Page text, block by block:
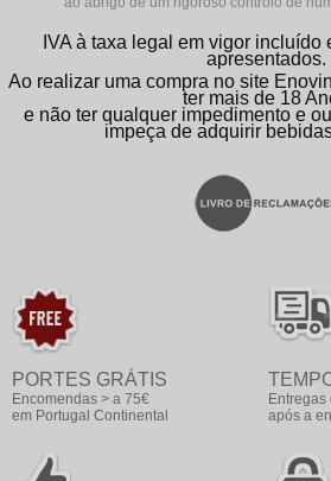
IVA à taxa legal em vigor incluído
apresentados.
Ao realizar uma compra no site
ter mais de 18
e não ter qualquer impedimento e
impeça de adquirir
PORTES GRÁTIS
Encomendas > a 75€
em Portugal Continental
após a